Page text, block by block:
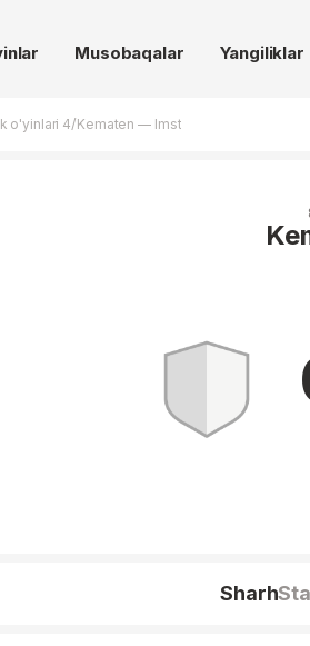
Musobaqalar Yangiliklar
o'yinlari 4/Kematen — Imst
Sharh